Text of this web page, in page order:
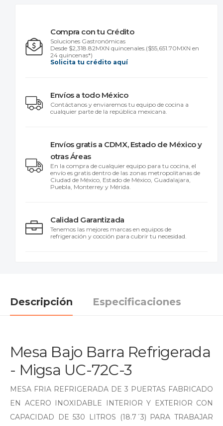
Compra con tu Crédito
Soluciones Gastronómicas
Desde $2,318.82MXN quincenales.($55,651.70MXN en
24 quincenas*)
Solicita tu crédito aquí
Envíos a todo México
Contáctanos y enviaremos tu equipo de cocina a
cualquier parte de la república mexicana.
Envíos gratis a CDMX, Estado de México y
otras Áreas
En la compra de cualquier equipo para tu cocina, el
envío es gratis dentro de las zonas metropolitanas de
Ciudad de México, Estado de México, Guadalajara,
Puebla, Monterrey y Mérida.
Calidad Garantizada
Tenemos las mejores marcas en equipos de
refrigeración y cocción para cubrir tu necesidad.
Descripción Especificaciones
Mesa Bajo Barra Refrigerada
- Migsa UC-72C-3
MESA FRIA REFRIGERADA DE 3 PUERTAS FABRICADO
EN ACERO INOXIDABLE INTERIOR Y EXTERIOR CON
CAPACIDAD DE 530 LITROS (18.7´3) PARA TRABAJAR